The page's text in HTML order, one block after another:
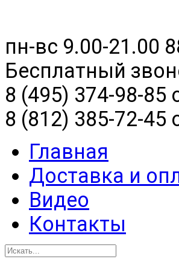
пн-вс 9.00-21.00
Бесплатный
8 (495) 374-98-
8 (812) 385-72-45
Главная
Доставка и
Видео
Контакты